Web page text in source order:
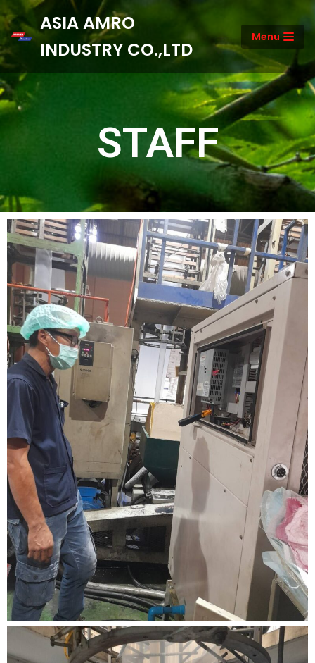
Skip
to
content
ASIA AMRO
INDUSTRY CO.,LTD
Menu
STAFF